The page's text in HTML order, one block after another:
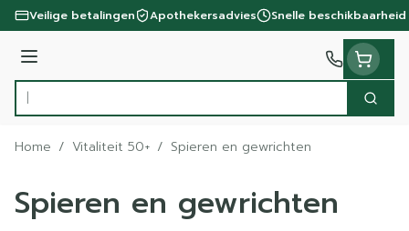
Ga naar de inhoud
Veilige betalingen Apothekersadvies Snelle beschikbaarheid
Menu
Product, merk, categorie...
Zoek
Home / Vitaliteit 50+ / Spieren en gewrichten
Spieren en gewrichten